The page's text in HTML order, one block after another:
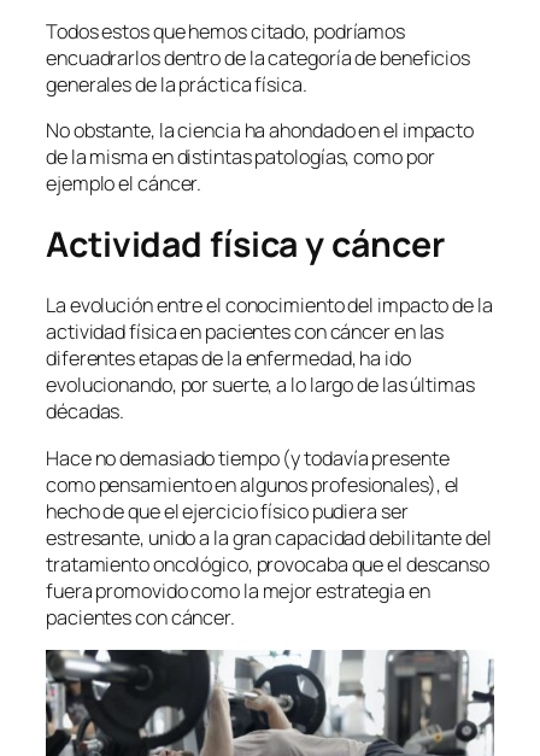
Todos estos que hemos citado, podríamos
encuadrarlos dentro de la categoría de beneficios
generales de la práctica física.
No obstante, la ciencia ha ahondado en el impacto
de la misma en distintas patologías, como por
ejemplo el cáncer.
Actividad física y cáncer
La evolución entre el conocimiento del impacto de la
actividad física en pacientes con cáncer en las
diferentes etapas de la enfermedad, ha ido
evolucionando, por suerte, a lo largo de las últimas
décadas.
Hace no demasiado tiempo (y todavía presente
como pensamiento en algunos profesionales), el
hecho de que el ejercicio físico pudiera ser
estresante, unido a la gran capacidad debilitante del
tratamiento oncológico, provocaba que el descanso
fuera promovido como la mejor estrategia en
pacientes con cáncer.